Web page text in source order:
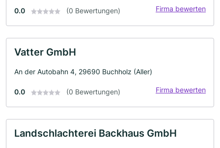
0.0 (0 Bewertungen) Firma bewerten
Vatter GmbH
An der Autobahn 4, 29690 Buchholz (Aller)
0.0 (0 Bewertungen) Firma bewerten
Landschlachterei Backhaus GmbH